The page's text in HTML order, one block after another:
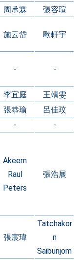
周承霖 張容瑄
施云岱 歐軒宇
- -
李宜庭 王靖雯
張恭瑜
呂佳玟
- -
Akeem
Raul
Peters
張浩展
張宸瑋
Tatchakor
n
Saibunjom